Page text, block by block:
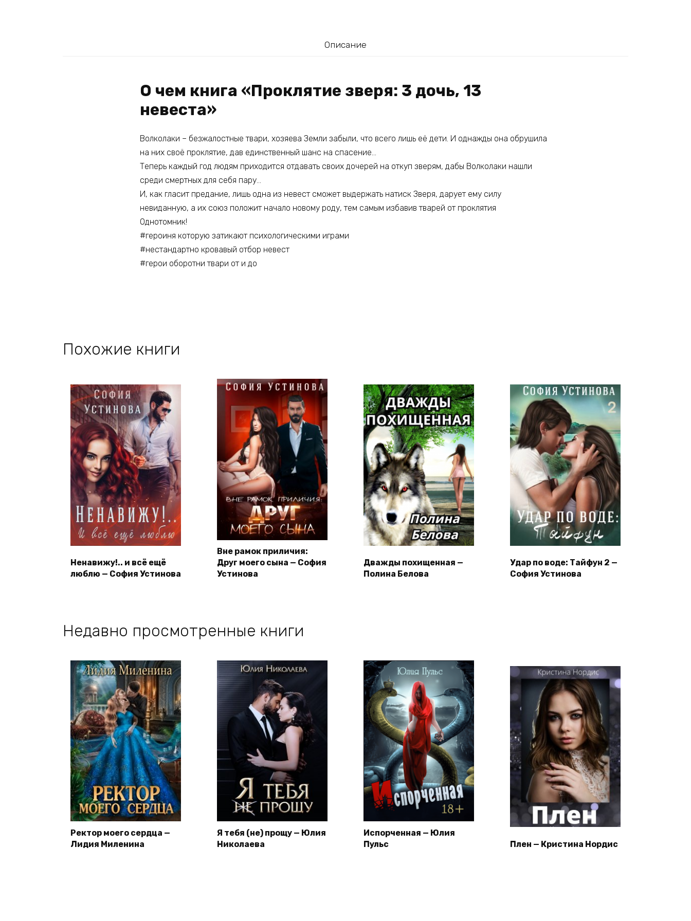
Описание
О чем книга «Проклятие зверя: 3 дочь, 13
невеста»
Волколаки – безжалостные твари, хозяева Земли забыли, что всего лишь её дети. И однажды она обрушила
на них своё проклятие, дав единственный шанс на спасение…
Теперь каждый год людям приходится отдавать своих дочерей на откуп зверям, дабы Волколаки нашли
среди смертных для себя пару…
И, как гласит предание, лишь одна из невест сможет выдержать натиск Зверя, дарует ему силу
невиданную, а их союз положит начало новому роду, тем самым избавив тварей от проклятия
Однотомник!
#героиня которую затикают психологическими играми
#нестандартно кровавый отбор невест
#герои оборотни твари от и до
Похожие книги
Ненавижу!.. и всё ещё
люблю — София Устинова
Вне рамок приличия:
Друг моего сына — София
Устинова
Дважды похищенная —
Полина Белова
Удар по воде: Тайфун 2 —
София Устинова
Недавно просмотренные книги
Ректор моего сердца —
Лидия Миленина
Я тебя (не) прощу — Юлия
Николаева
Испорченная — Юлия
Пульс
Плен — Кристина Нордис